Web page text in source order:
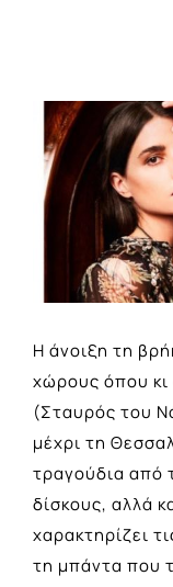
View
Larger
Image
H άνοιξη τη
χώρους όπου
(Σταυρός του
μέχρι τη
τραγούδια από
δίσκους, αλλά
χαρακτηρίζει
τη μπάντα που